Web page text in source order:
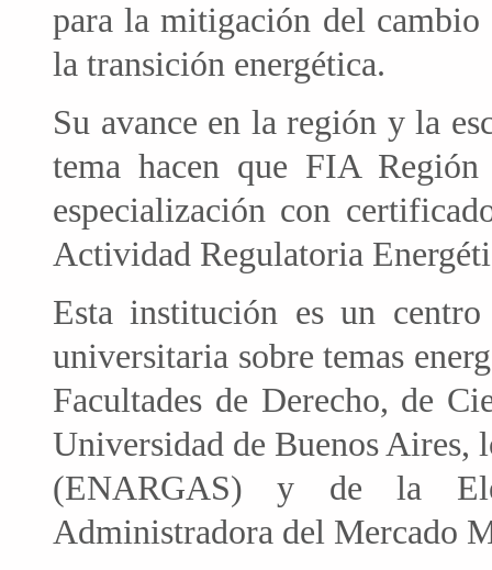
para la mitigación del
la transición energética.
Su avance en la región y la
tema hacen que FIA
especialización con
Actividad Regulatoria
Esta institución es un
universitaria sobre temas
Facultades de Derecho, de
Universidad de Buenos Aires,
(ENARGAS) y de la
Administradora del Mercado